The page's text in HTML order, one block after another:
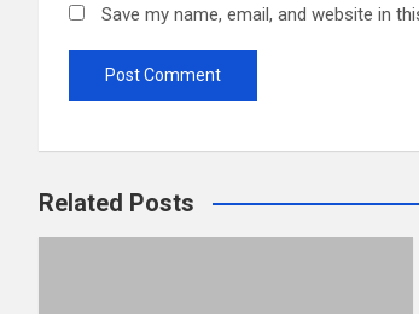
Save my name, email, and website in
Related Posts